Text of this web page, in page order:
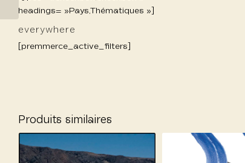
headings= »Pays,Thématiques »]
everywhere
[premmerce_active_filters]
Produits similaires